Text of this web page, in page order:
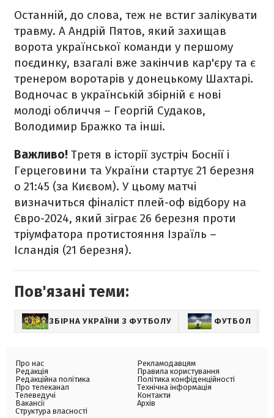
Останній, до слова, теж не встиг залікувати
травму. А Андрій Пятов, який захищав
ворота української команди у першому
поєдинку, взагалі вже закінчив кар'єру та є
тренером воротарів у донецькому Шахтарі.
Водночас в українській збірній є нові
молоді обличчя – Георгій Судаков,
Володимир Бражко та інші.
Важливо! Третя в історії зустріч Боснії і
Герцеговини та України стартує 21 березня
о 21:45 (за Києвом). У цьому матчі
визначиться фіналіст плей-оф відбору на
Євро-2024, який зіграє 26 березня проти
тріумфатора протистояння Ізраїль –
Ісландія (21 березня).
Пов'язані теми:
ЗБІРНА УКРАЇНИ З ФУТБОЛУ ФУТБОЛ
Про нас
Редакція
Редакційна політика
Про телеканал
Телеведучі
Вакансії
Структура власності
Рекламодавцям
Правила користування
Політика конфіденційності
Технічна інформація
Контакти
Архів